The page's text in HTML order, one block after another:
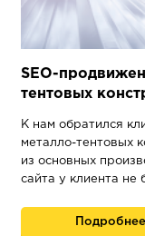
SEO-
тентовых
К нам обратился
металло-тентовых
из основных
сайта у клиента не
Подробнее